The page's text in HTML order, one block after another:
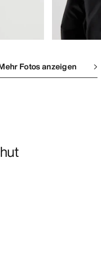
Fotos anzeigen